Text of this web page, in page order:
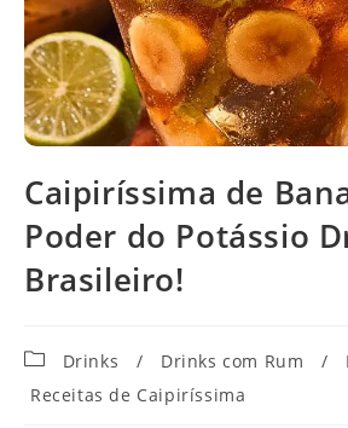
Caipiríssima de
Poder do Potássio
Brasileiro!
Categoria
post:
Drinks / Drinks com Rum /
Receitas de Caipiríssima